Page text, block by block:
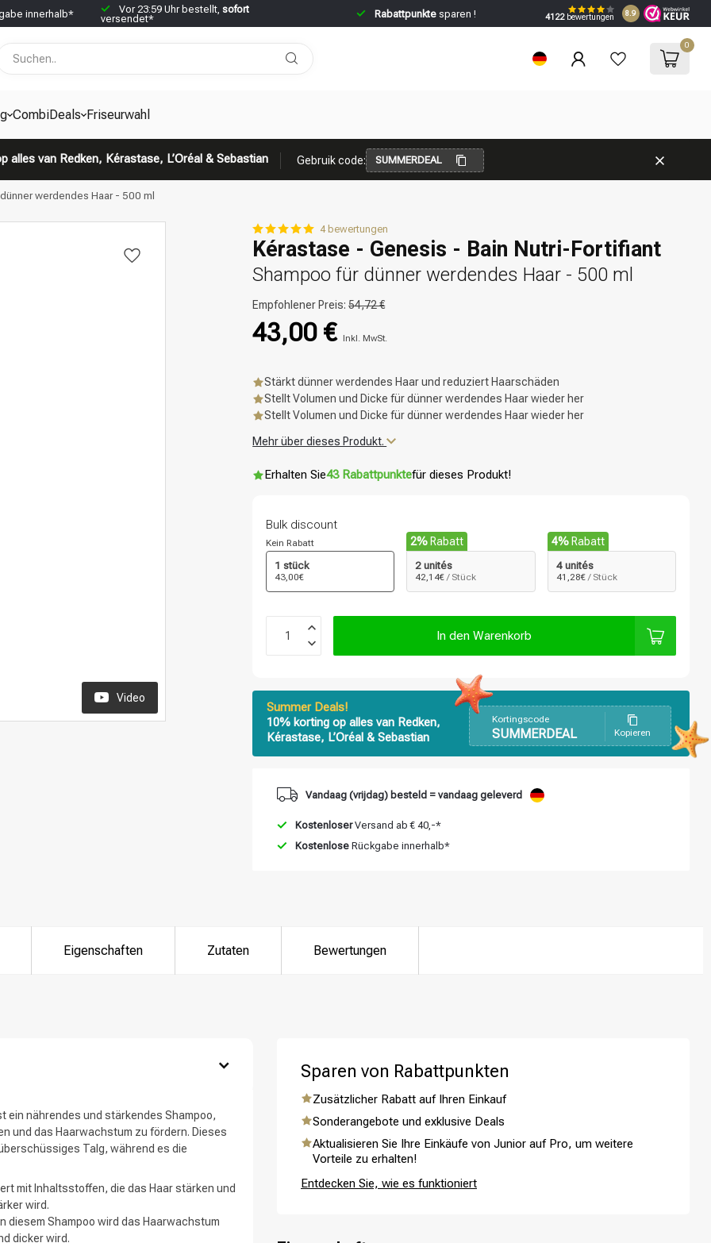
innerhalb* Vor 23:59 Uhr bestellt, sofort
versendet*
Rabattpunktesparen ! 4122bewertungen 8.9
0
CombiDeals Friseurwahl
alles van Redken, Kérastase, L’Oréal & Sebastian Gebruik code: SUMMERDEAL
werdendes Haar - 500 ml
Video
4 bewertungen
Kérastase - Genesis - Bain Nutri-Fortifiant
Shampoo für dünner werdendes Haar - 500 ml
Empfohlener Preis:54,72 €
43,00 € Inkl. MwSt.
Stärkt dünner werdendes Haar und reduziert Haarschäden
Stellt Volumen und Dicke für dünner werdendes Haar wieder her
Stellt Volumen und Dicke für dünner werdendes Haar wieder her
Mehr über dieses Produkt.
Erhalten Sie43 Rabattpunktefür dieses Produkt!
Bulk discount
Kein Rabatt
1 stück
43,00€
2% Rabatt
2 unités
42,14€ / Stück
4%Rabatt
4 unités
41,28€ / Stück
In den Warenkorb
Summer Deals!
10% korting op alles van Redken,
Kérastase, L’Oréal & Sebastian
Kortingscode
SUMMERDEAL Kopieren
Vandaag (vrijdag) besteld = vandaag geleverd
KostenloserVersand ab € 40,-*
Kostenlose Rückgabe innerhalb*
Eigenschaften Zutaten Bewertungen
ein nährendes und stärkendes Shampoo,
und das Haarwachstum zu fördern. Dieses
Talg, während es die
mit Inhaltsstoffen, die das Haar stärken und
wird.
diesem Shampoo wird das Haarwachstum
dicker wird.
Sparen von Rabattpunkten
Zusätzlicher Rabatt auf Ihren Einkauf
Sonderangebote und exklusive Deals
Aktualisieren Sie Ihre Einkäufe von Junior auf Pro, um weitere
Vorteile zu erhalten!
Entdecken Sie, wie es funktioniert